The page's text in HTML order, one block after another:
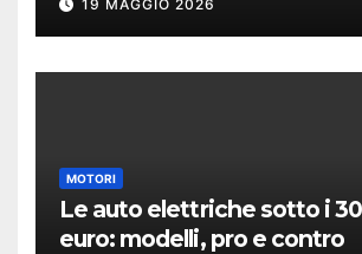
19 MAGGIO 2026
MOTORI
Le auto elettriche sotto i
euro: modelli, pro e contro